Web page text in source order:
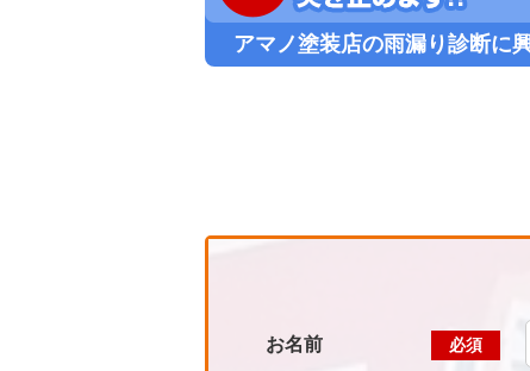
アマノ塗装店の雨漏り診断に
お名前 必須